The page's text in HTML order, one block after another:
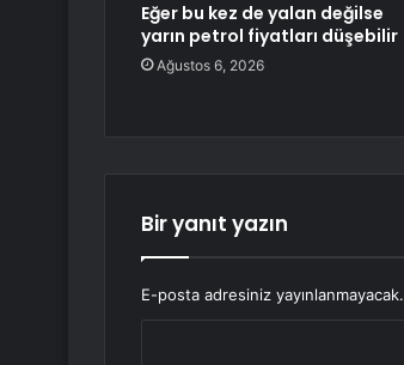
Eğer bu kez de yalan değilse
yarın petrol fiyatları düşebilir
Ağustos 6, 2026
Bir yanıt yazın
E-posta adresiniz yayınlanmayacak.